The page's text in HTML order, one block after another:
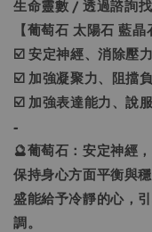
生命靈數 / 透過諮詢
【葡萄石 太陽石 藍晶
☑️ 安定神經、消除壓
☑️ 加強凝聚力、阻擋
☑️ 加強表達能力、說
-
🔮葡萄石：安定神經
保持身心方面平衡與
盛能給予冷靜的心，
調。